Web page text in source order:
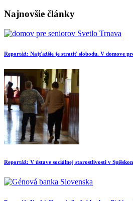
Najnovšie články
Reportáž: Najťažšie je stratiť slobodu. V domove
Reportáž: V ústave sociálnej starostlivosti v